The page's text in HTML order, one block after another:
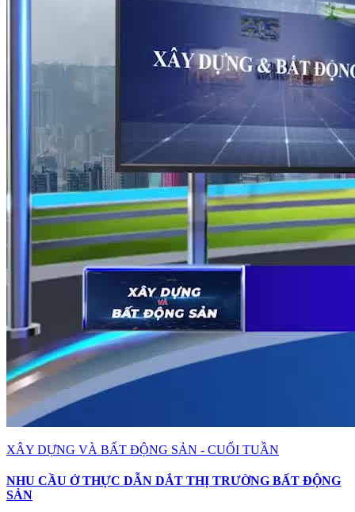
XÂY DỰNG VÀ BẤT ĐỘNG SẢN - CUỐI TUẦN
NHU CẦU Ở THỰC DẪN DẮT THỊ TRƯỜNG BẤT ĐỘNG
SẢN